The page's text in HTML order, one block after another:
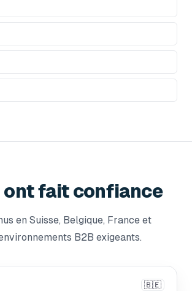
ont fait confiance
en Suisse, Belgique, France et
B2B exigeants.
🇧🇪